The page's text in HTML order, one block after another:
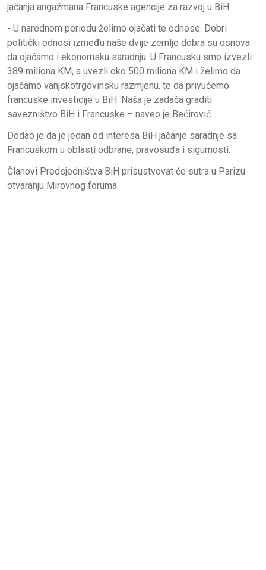
jačanja angažmana Francuske agencije za razvoj u BiH.
- U narednom periodu želimo ojačati te odnose. Dobri
politički odnosi između naše dvije zemlje dobra su osnova
da ojačamo i ekonomsku saradnju. U Francusku smo izvezli
389 miliona KM, a uvezli oko 500 miliona KM i želimo da
ojačamo vanjskotrgovinsku razmjenu, te da privučemo
francuske investicije u BiH. Naša je zadaća graditi
savezništvo BiH i Francuske – naveo je Bećirović.
Dodao je da je jedan od interesa BiH jačanje saradnje sa
Francuskom u oblasti odbrane, pravosuđa i sigurnosti.
Članovi Predsjedništva BiH prisustvovat će sutra u Parizu
otvaranju Mirovnog foruma.